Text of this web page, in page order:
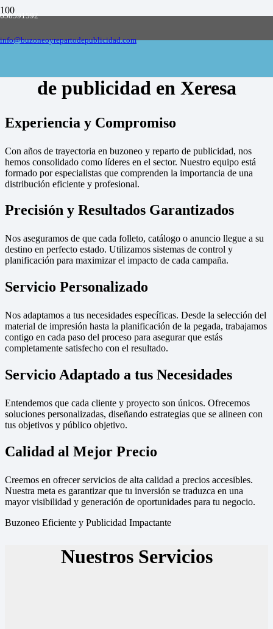
658591592
info@buzoneoyrepartodepublicidad.com
Empresa de buzoneo y reparto de publicidad
de publicidad en Xeresa
Experiencia y Compromiso
Con años de trayectoria en buzoneo y reparto de publicidad, nos
hemos consolidado como líderes en el sector. Nuestro equipo está
formado por especialistas que comprenden la importancia de una
distribución eficiente y profesional.
Precisión y Resultados Garantizados
Nos aseguramos de que cada folleto, catálogo o anuncio llegue a su
destino en perfecto estado. Utilizamos sistemas de control y
planificación para maximizar el impacto de cada campaña.
Servicio Personalizado
Nos adaptamos a tus necesidades específicas. Desde la selección del
material de impresión hasta la planificación de la pegada, trabajamos
contigo en cada paso del proceso para asegurar que estás
completamente satisfecho con el resultado.
Servicio Adaptado a tus Necesidades
Entendemos que cada cliente y proyecto son únicos. Ofrecemos
soluciones personalizadas, diseñando estrategias que se alineen con
tus objetivos y público objetivo.
Calidad al Mejor Precio
Creemos en ofrecer servicios de alta calidad a precios accesibles.
Nuestra meta es garantizar que tu inversión se traduzca en una
mayor visibilidad y generación de oportunidades para tu negocio.
Buzoneo Eficiente y Publicidad Impactante
Nuestros Servicios